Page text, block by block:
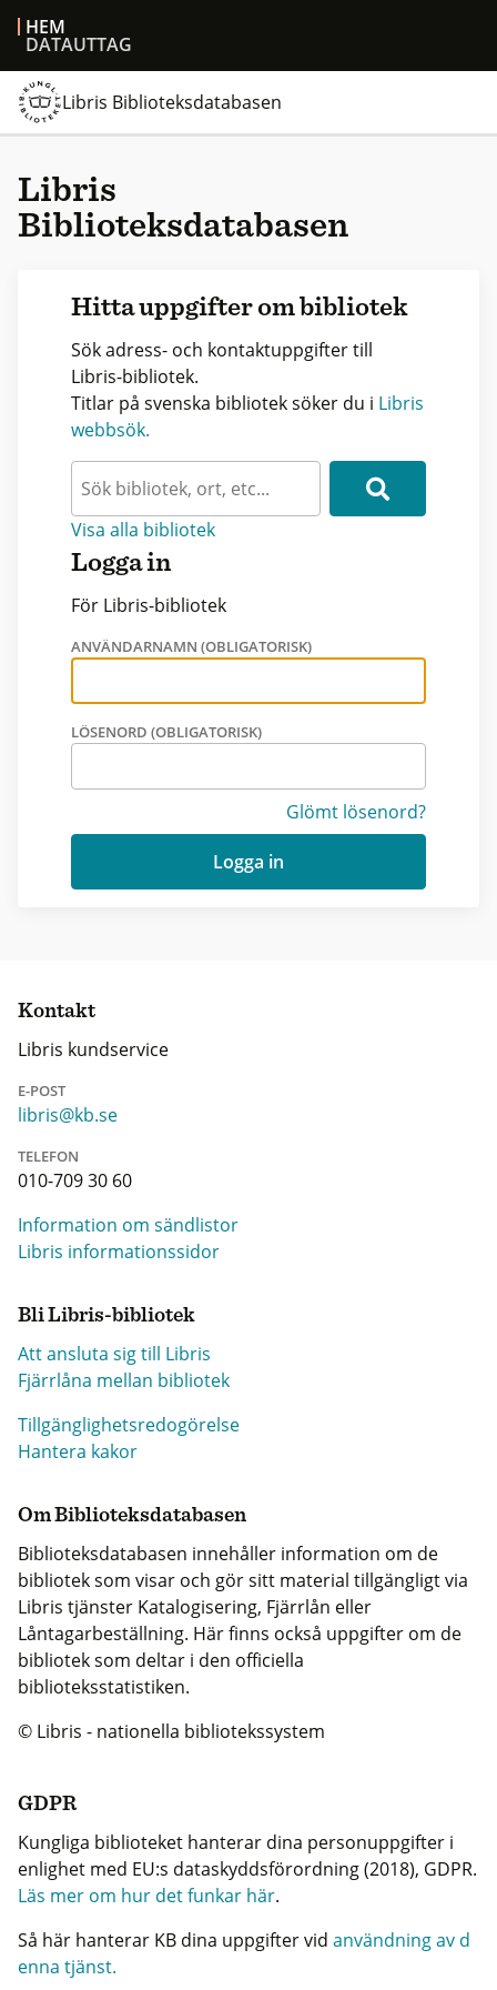
HEM
DATAUTTAG
Libris Biblioteksdatabasen
Libris
Biblioteksdatabasen
Hitta uppgifter om bibliotek
Sök adress- och kontaktuppgifter till
Libris-bibliotek.
Titlar på svenska bibliotek söker du i Libris
webbsök.
Visa alla bibliotek
Logga in
För Libris-bibliotek
ANVÄNDARNAMN (OBLIGATORISK)
LÖSENORD (OBLIGATORISK)
Glömt lösenord?
Logga in
Kontakt
Libris kundservice
E-POST
libris@kb.se
TELEFON
010-709 30 60
Information om sändlistor
Libris informationssidor
Bli Libris-bibliotek
Att ansluta sig till Libris
Fjärrlåna mellan bibliotek
Tillgänglighetsredogörelse
Hantera kakor
Om Biblioteksdatabasen
Biblioteksdatabasen innehåller information om de
bibliotek som visar och gör sitt material tillgängligt via
Libris tjänster Katalogisering, Fjärrlån eller
Låntagarbeställning. Här finns också uppgifter om de
bibliotek som deltar i den officiella
biblioteksstatistiken.
© Libris - nationella bibliotekssystem
GDPR
Kungliga biblioteket hanterar dina personuppgifter i
enlighet med EU:s dataskyddsförordning (2018), GDPR.
Läs mer om hur det funkar här.
Så här hanterar KB dina uppgifter vid användning av d
enna tjänst.